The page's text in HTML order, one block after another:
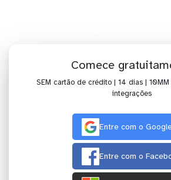
Comece
SEM cartão de crédito | 14 dias |
integrações
Entre com o
Entre com o